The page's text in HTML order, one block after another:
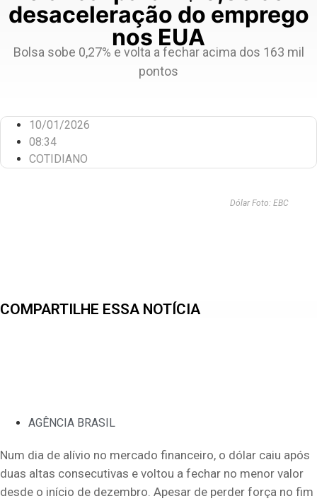
desaceleração do emprego
nos EUA
Bolsa sobe 0,27% e volta a fechar acima dos 163 mil
pontos
10/01/2026
08:34
COTIDIANO
Dólar Foto: EBC
COMPARTILHE ESSA NOTÍCIA
AGÊNCIA BRASIL
Num dia de alívio no mercado financeiro, o dólar caiu após
duas altas consecutivas e voltou a fechar no menor valor
desde o início de dezembro. Apesar de perder força no fim